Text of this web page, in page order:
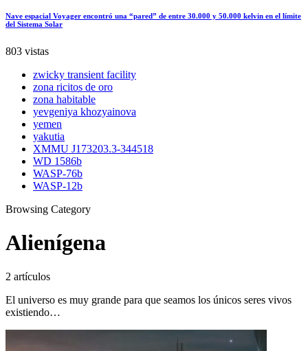
Nave espacial Voyager encontró una “pared” de entre 30.000 y 50.000 kelvin en el límite
del Sistema Solar
803 vistas
zwicky transient facility
zona ricitos de oro
zona habitable
yevgeniya khozyainova
yemen
yakutia
XMMU J173203.3-344518
WD 1586b
WASP-76b
WASP-12b
Browsing Category
Alienígena
2 artículos
El universo es muy grande para que seamos los únicos seres vivos
existiendo…